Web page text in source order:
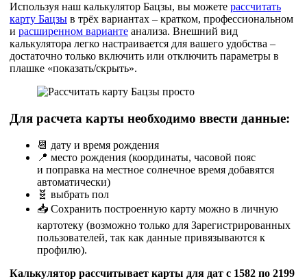
Используя наш калькулятор Бацзы, вы можете рассчитать
карту Бацзы в трёх вариантах – кратком, профессиональном
и расширенном варианте анализа. Внешний вид
калькулятора легко настраивается для вашего удобства –
достаточно только включить или отключить параметры в
плашке «показать/скрыть».
Для расчета карты необходимо ввести данные:
📆 дату и время рождения
📍 место рождения (координаты, часовой пояс
и поправка на местное солнечное время добавятся
автоматически)
🧬 выбрать пол
📥 Сохранить построенную карту можно в личную
картотеку (возможно только для Зарегистрированных
пользователей, так как данные привязываются к
профилю).
Калькулятор рассчитывает карты для дат с 1582 по 2199